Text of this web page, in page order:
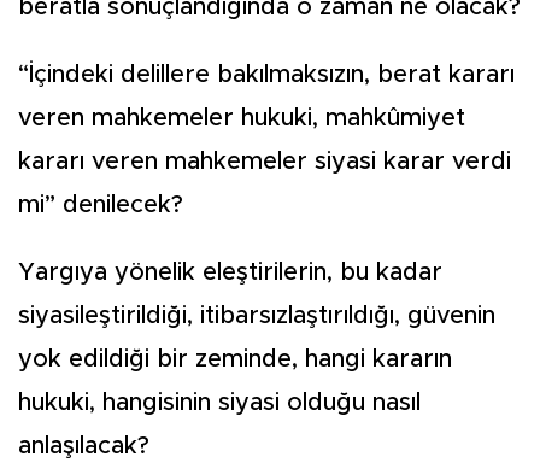
beratla sonuçlandığında o zaman ne olacak?
“İçindeki delillere bakılmaksızın, berat kararı
veren mahkemeler hukuki, mahkûmiyet
kararı veren mahkemeler siyasi karar verdi
mi” denilecek?
Yargıya yönelik eleştirilerin, bu kadar
siyasileştirildiği, itibarsızlaştırıldığı, güvenin
yok edildiği bir zeminde, hangi kararın
hukuki, hangisinin siyasi olduğu nasıl
anlaşılacak?